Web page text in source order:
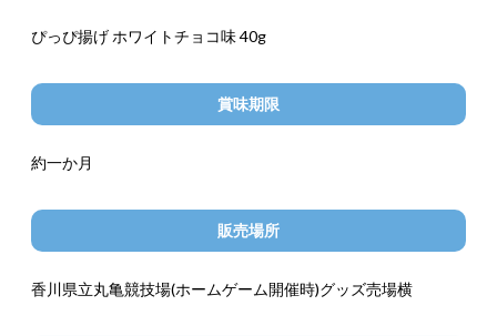
ぴっぴ揚げ ホワイトチョコ味 40g
賞味期限
約一か月
販売場所
香川県立丸亀競技場(ホームゲーム開催時)グッズ売場横